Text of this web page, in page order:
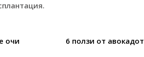
очи 6 ползи от